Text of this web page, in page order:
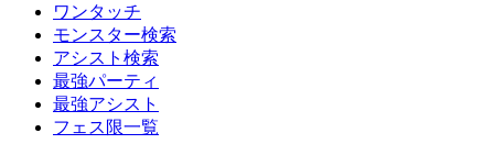
ワンタッチ
モンスター検索
アシスト検索
最強パーティ
最強アシスト
フェス限一覧